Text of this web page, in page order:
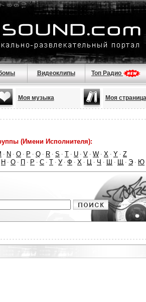
Видеоклипы Топ Радио
Моя музыка Моя страница
(Имени Исполнителя):
· N · O · P · Q · R · S · T · U · V · W · X · Y · Z
Н · О · П · Р · С · Т · У · Ф · Х · Ц · Ч · Ш · Щ · Э · Ю